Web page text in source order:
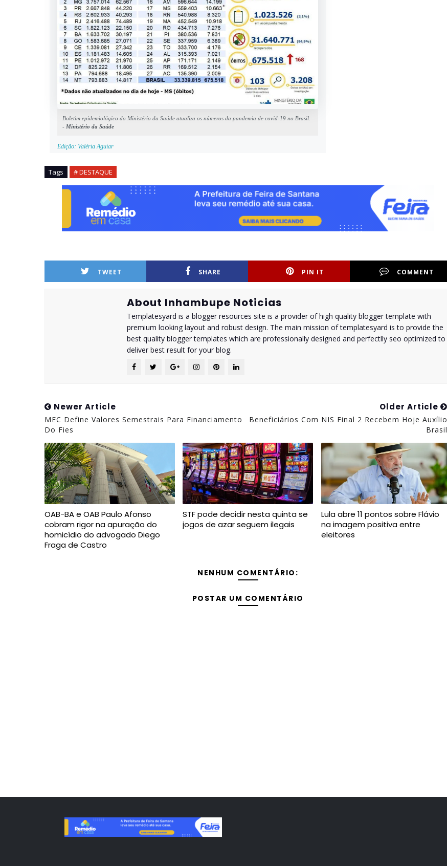
Boletim epidemiológico do Ministério da Saúde atualiza os números da pandemia de covid-19 no Brasil.
- Ministério da Saúde
Edição: Valéria Aguiar
Tags # DESTAQUE
TWEET SHARE PIN IT COMMENT
About Inhambupe Noticias
Templatesyard is a blogger resources site is a provider of high quality blogger template with
premium looking layout and robust design. The main mission of templatesyard is to provide the
best quality blogger templates which are professionally designed and perfectlly seo optimized to
deliver best result for your blog.
Newer Article
MEC Define Valores Semestrais Para Financiamento
Do Fies
Older Article
Beneficiários Com NIS Final 2 Recebem Hoje Auxílio
Brasil
OAB-BA e OAB Paulo Afonso
cobram rigor na apuração do
homicídio do advogado Diego
Fraga de Castro
STF pode decidir nesta quinta se
jogos de azar seguem ilegais
Lula abre 11 pontos sobre Flávio
na imagem positiva entre
eleitores
NENHUM COMENTÁRIO:
POSTAR UM COMENTÁRIO